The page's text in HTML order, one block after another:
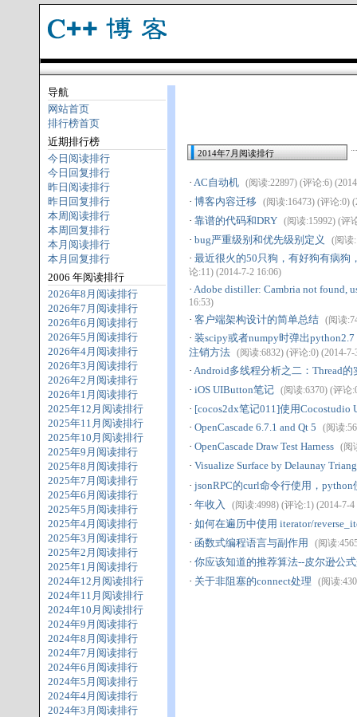
导航
网站首页
排行榜首页
近期排行榜
今日阅读排行
今日回复排行
昨日阅读排行
昨日回复排行
本周阅读排行
本周回复排行
本月阅读排行
本月回复排行
2006 年阅读排行
2026年8月阅读排行
2026年7月阅读排行
2026年6月阅读排行
2026年5月阅读排行
2026年4月阅读排行
2026年3月阅读排行
2026年2月阅读排行
2026年1月阅读排行
2025年12月阅读排行
2025年11月阅读排行
2025年10月阅读排行
2025年9月阅读排行
2025年8月阅读排行
2025年7月阅读排行
2025年6月阅读排行
2025年5月阅读排行
2025年4月阅读排行
2025年3月阅读排行
2025年2月阅读排行
2025年1月阅读排行
2024年12月阅读排行
2024年11月阅读排行
2024年10月阅读排行
2024年9月阅读排行
2024年8月阅读排行
2024年7月阅读排行
2024年6月阅读排行
2024年5月阅读排行
2024年4月阅读排行
2024年3月阅读排行
2014年7月阅读排行
· AC自动机 (阅读:22897) (评论:6)
· 博客内容迁移 (阅读:16473) (评论:0)
· 靠谱的代码和DRY (阅读:15992) (评
· bug严重级别和优先级别定义 (阅读
· 最近很火的50只狗，有好狗有病狗
论:11) (2014-7-2 16:06)
· Adobe distiller: Cambria not found,
16:53)
· 客户端架构设计的简单总结 (阅读
· 装scipy或者numpy时弹出
注销方法 (阅读:6832) (评论:0) (2014-7-
· Android多线程分析之二：Thread的
· iOS UIButton笔记 (阅读:6370) (评论
· [cocos2dx笔记011]使用Cocostudio
· OpenCascade 6.7.1 and Qt 5 (阅读
· OpenCascade Draw Test Harness (阅
· Visualize Surface by Delaunay
· jsonRPC的curl命令行使用，python
· 年收入 (阅读:4998) (评论:1) (2014-7-4
· 如何在遍历中使用 iterator/
· 函数式编程语言与副作用 (阅读
· 你应该知道的推荐算法--皮尔逊公
· 关于非阻塞的connect处理 (阅读